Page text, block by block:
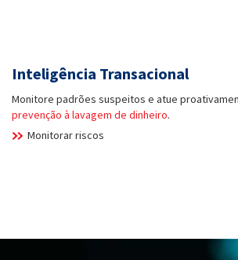
Inteligência Transacional
Monitore padrões suspeitos e atue
prevenção à lavagem de dinheiro.
Monitorar riscos